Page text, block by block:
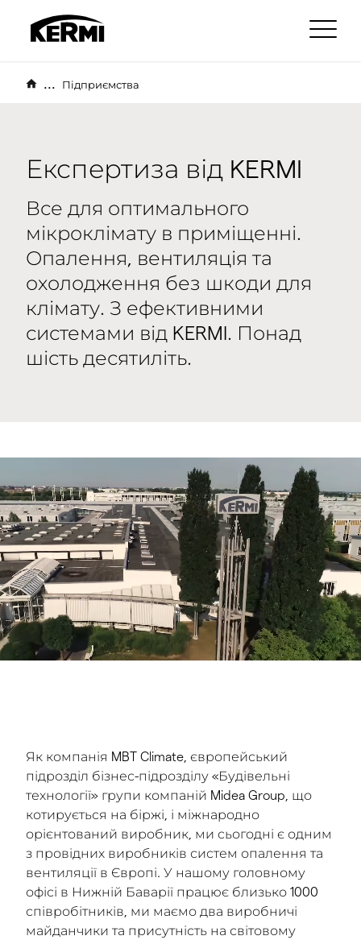
... Підприємства
Експертиза від KERMI
Все для оптимального
мікроклімату в приміщенні.
Опалення, вентиляція та
охолодження без шкоди для
клімату. З ефективними
системами від KERMI. Понад
шість десятиліть.
Як компанія MBT Climate, європейський
підрозділ бізнес-підрозділу «Будівельні
технології» групи компаній Midea Group, що
котирується на біржі, і міжнародно
орієнтований виробник, ми сьогодні є одним
з провідних виробників систем опалення та
вентиляції в Європі. У нашому головному
офісі в Нижній Баварії працює близько 1000
співробітників, ми маємо два виробничі
майданчики та присутність на світовому